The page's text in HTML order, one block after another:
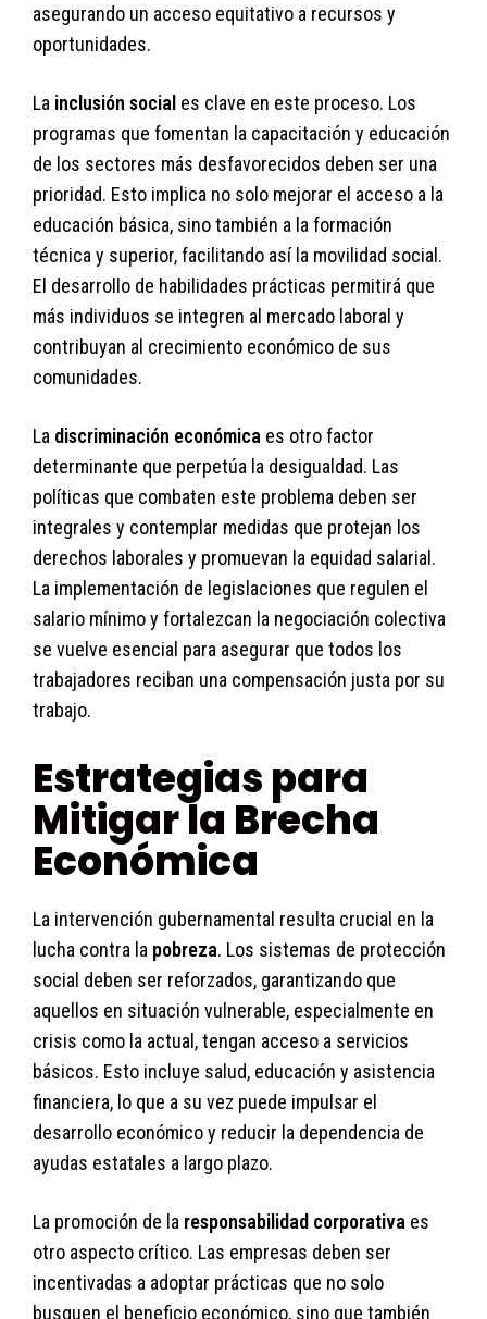
asegurando un acceso equitativo a recursos y
oportunidades.
La inclusión social es clave en este proceso. Los
programas que fomentan la capacitación y educación
de los sectores más desfavorecidos deben ser una
prioridad. Esto implica no solo mejorar el acceso a la
educación básica, sino también a la formación
técnica y superior, facilitando así la movilidad social.
El desarrollo de habilidades prácticas permitirá que
más individuos se integren al mercado laboral y
contribuyan al crecimiento económico de sus
comunidades.
La discriminación económica es otro factor
determinante que perpetúa la desigualdad. Las
políticas que combaten este problema deben ser
integrales y contemplar medidas que protejan los
derechos laborales y promuevan la equidad salarial.
La implementación de legislaciones que regulen el
salario mínimo y fortalezcan la negociación colectiva
se vuelve esencial para asegurar que todos los
trabajadores reciban una compensación justa por su
trabajo.
Estrategias para
Mitigar la Brecha
Económica
La intervención gubernamental resulta crucial en la
lucha contra la pobreza. Los sistemas de protección
social deben ser reforzados, garantizando que
aquellos en situación vulnerable, especialmente en
crisis como la actual, tengan acceso a servicios
básicos. Esto incluye salud, educación y asistencia
financiera, lo que a su vez puede impulsar el
desarrollo económico y reducir la dependencia de
ayudas estatales a largo plazo.
La promoción de la responsabilidad corporativa es
otro aspecto crítico. Las empresas deben ser
incentivadas a adoptar prácticas que no solo
busquen el beneficio económico, sino que también